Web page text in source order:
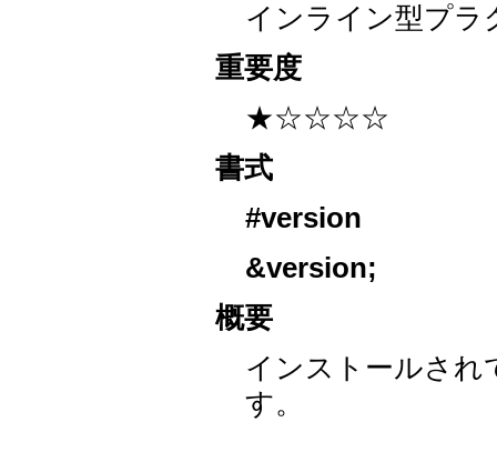
インライン型プラ
重要度
★☆☆☆☆
書式
#version
&version;
概要
インストールされ
す。